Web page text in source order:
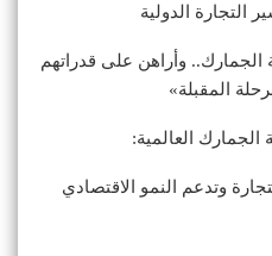
التجارة الدولية
الجمارك.. وأراهن على قدراتهم
المقبلة»
الجمارك العالمية:
وتدعم النمو الاقتصادي